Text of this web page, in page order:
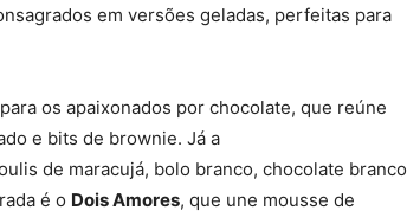
em versões geladas, perfeitas para
os apaixonados por chocolate, que reúne
e bits de brownie. Já a
de maracujá, bolo branco, chocolate branco
é o Dois Amores, que une mousse de